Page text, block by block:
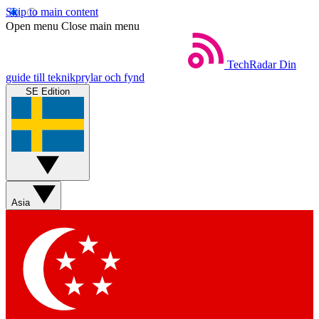
Skip to main content
Open menu Close main menu
TechRadar Din
guide till teknikprylar och fynd
SE Edition
Asia